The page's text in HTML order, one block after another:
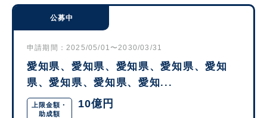
公募中
申請期間：2025/05/01〜2030/03/31
愛知県、愛知県、愛知県、愛知県、愛知
県、愛知県、愛知県、愛知...
上限金額・
助成額
10億円